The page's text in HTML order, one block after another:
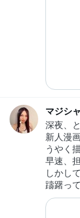
マジシ
深夜、
新人漫
うやく
早速、
しかし
躊躇っ